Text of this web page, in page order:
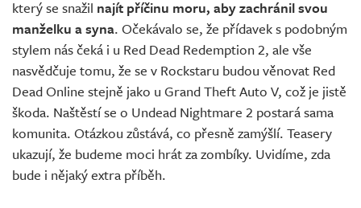
který se snažil najít příčinu moru, aby zachránil svou
manželku a syna. Očekávalo se, že přídavek s podobným
stylem nás čeká i u Red Dead Redemption 2, ale vše
nasvědčuje tomu, že se v Rockstaru budou věnovat Red
Dead Online stejně jako u Grand Theft Auto V, což je jistě
škoda. Naštěstí se o Undead Nightmare 2 postará sama
komunita. Otázkou zůstává, co přesně zamýšlí. Teasery
ukazují, že budeme moci hrát za zombíky. Uvidíme, zda
bude i nějaký extra příběh.